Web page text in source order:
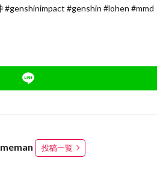
#genshinimpact #genshin #lohen #mmd
投稿一覧